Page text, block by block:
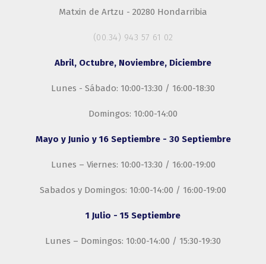
Matxin de Artzu - 20280 Hondarribia
(00.34) 943 57 61 02
Abril, Octubre, Noviembre, Diciembre
Lunes - Sábado: 10:00-13:30 / 16:00-18:30
Domingos: 10:00-14:00
Mayo y Junio y 16 Septiembre - 30 Septiembre
Lunes – Viernes: 10:00-13:30 / 16:00-19:00
Sabados y Domingos: 10:00-14:00 / 16:00-19:00
1 Julio - 15 Septiembre
Lunes – Domingos: 10:00-14:00 / 15:30-19:30